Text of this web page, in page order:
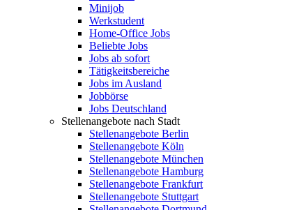
Minijob
Werkstudent
Home-Office Jobs
Beliebte Jobs
Jobs ab sofort
Tätigkeitsbereiche
Jobs im Ausland
Jobbörse
Jobs Deutschland
Stellenangebote nach Stadt
Stellenangebote Berlin
Stellenangebote Köln
Stellenangebote München
Stellenangebote Hamburg
Stellenangebote Frankfurt
Stellenangebote Stuttgart